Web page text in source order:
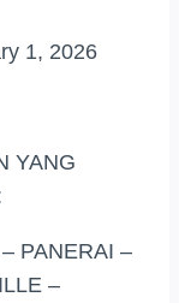
1, 2026
YANG
PANERAI –
–